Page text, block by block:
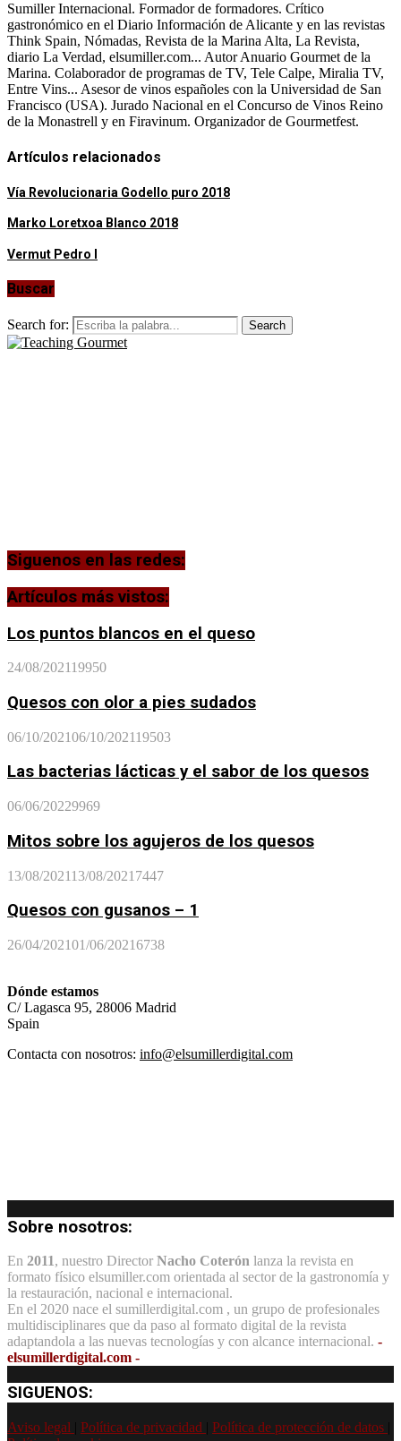
Sumiller Internacional. Formador de formadores. Crítico
gastronómico en el Diario Información de Alicante y en las revistas
Think Spain, Nómadas, Revista de la Marina Alta, La Revista,
diario La Verdad, elsumiller.com... Autor Anuario Gourmet de la
Marina. Colaborador de programas de TV, Tele Calpe, Miralia TV,
Entre Vins... Asesor de vinos españoles con la Universidad de San
Francisco (USA). Jurado Nacional en el Concurso de Vinos Reino
de la Monastrell y en Firavinum. Organizador de Gourmetfest.
Artículos relacionados
Vía Revolucionaria Godello puro 2018
Marko Loretxoa Blanco 2018
Vermut Pedro I
Buscar
Search for: Search
Siguenos en las redes:
Artículos más vistos:
Los puntos blancos en el queso
24/08/202119950
Quesos con olor a pies sudados
06/10/202106/10/202119503
Las bacterias lácticas y el sabor de los quesos
06/06/20229969
Mitos sobre los agujeros de los quesos
13/08/202113/08/2021 7447
Quesos con gusanos – 1
26/04/202101/06/20216738
Dónde estamos
C/ Lagasca 95, 28006 Madrid
Spain
Contacta con nosotros: info@elsumillerdigital.com
Sobre nosotros:
En 2011, nuestro Director Nacho Coterón lanza la revista en
formato físico elsumiller.com orientada al sector de la gastronomía y
la restauración, nacional e internacional.
En el 2020 nace el sumillerdigital.com , un grupo de profesionales
multidisciplinares que da paso al formato digital de la revista
adaptandola a las nuevas tecnologías y con alcance internacional. -
elsumillerdigital.com -
SIGUENOS:
Aviso legal Política de privacidad Política de protección de datos